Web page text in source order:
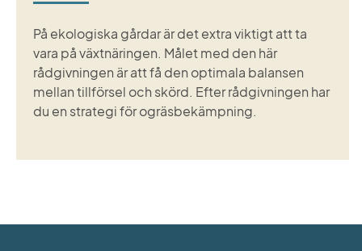
På ekologiska gårdar är det extra viktigt att ta
vara på växtnäringen. Målet med den här
rådgivningen är att få den optimala balansen
mellan tillförsel och skörd. Efter rådgivningen har
du en strategi för ogräsbekämpning.